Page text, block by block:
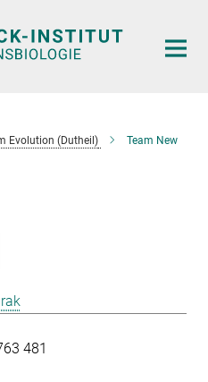
Evolution (Dutheil) Team New
481